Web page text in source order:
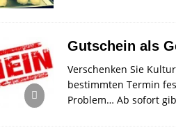
Gutschein als
Verschenken Sie
bestimmten Termin
Problem… Ab sofort